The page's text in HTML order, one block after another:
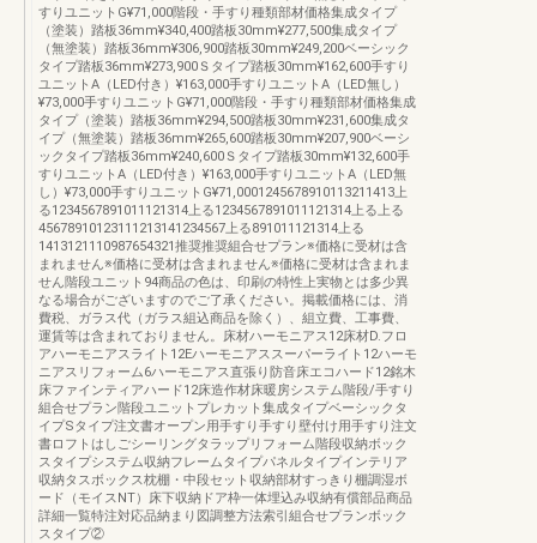
すりユニットG¥71,000階段・手すり種類部材価格集成タイプ
（塗装）踏板36mm¥340,400踏板30mm¥277,500集成タイプ
（無塗装）踏板36mm¥306,900踏板30mm¥249,200ベーシック
タイプ踏板36mm¥273,900Ｓタイプ踏板30mm¥162,600手すり
ユニットA（LED付き）¥163,000手すりユニットA（LED無し）
¥73,000手すりユニットG¥71,000階段・手すり種類部材価格集成
タイプ（塗装）踏板36mm¥294,500踏板30mm¥231,600集成タ
イプ（無塗装）踏板36mm¥265,600踏板30mm¥207,900ベーシ
ックタイプ踏板36mm¥240,600Ｓタイプ踏板30mm¥132,600手
すりユニットA（LED付き）¥163,000手すりユニットA（LED無
し）¥73,000手すりユニットG¥71,0001245678910113211413上
る1234567891011121314上る1234567891011121314上る上る
45678910123111213141234567上る891011121314上る
1413121110987654321推奨推奨組合せプラン※価格に受材は含
まれません※価格に受材は含まれません※価格に受材は含まれま
せん階段ユニット94商品の色は、印刷の特性上実物とは多少異
なる場合がございますのでご了承ください。掲載価格には、消
費税、ガラス代（ガラス組込商品を除く）、組立費、工事費、
運賃等は含まれておりません。床材ハーモニアス12床材D.フロ
アハーモニアスライト12Eハーモニアススーパーライト12ハーモ
ニアスリフォーム6ハーモニアス直張り防音床エコハード12銘木
床ファインティアハード12床造作材床暖房システム階段/手すり
組合せプラン階段ユニットプレカット集成タイプベーシックタ
イプSタイプ注文書オープン用手すり手すり壁付け用手すり注文
書ロフトはしごシーリングタラップリフォーム階段収納ボック
スタイプシステム収納フレームタイプパネルタイプインテリア
収納タスボックス枕棚・中段セット収納部材すっきり棚調湿ボ
ード（モイスNT）床下収納ドア枠一体埋込み収納有償部品商品
詳細一覧特注対応品納まり図調整方法索引組合せプランボック
スタイプ②